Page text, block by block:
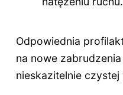
Odpowiednia
na nowe
nieskazitelnie czystej